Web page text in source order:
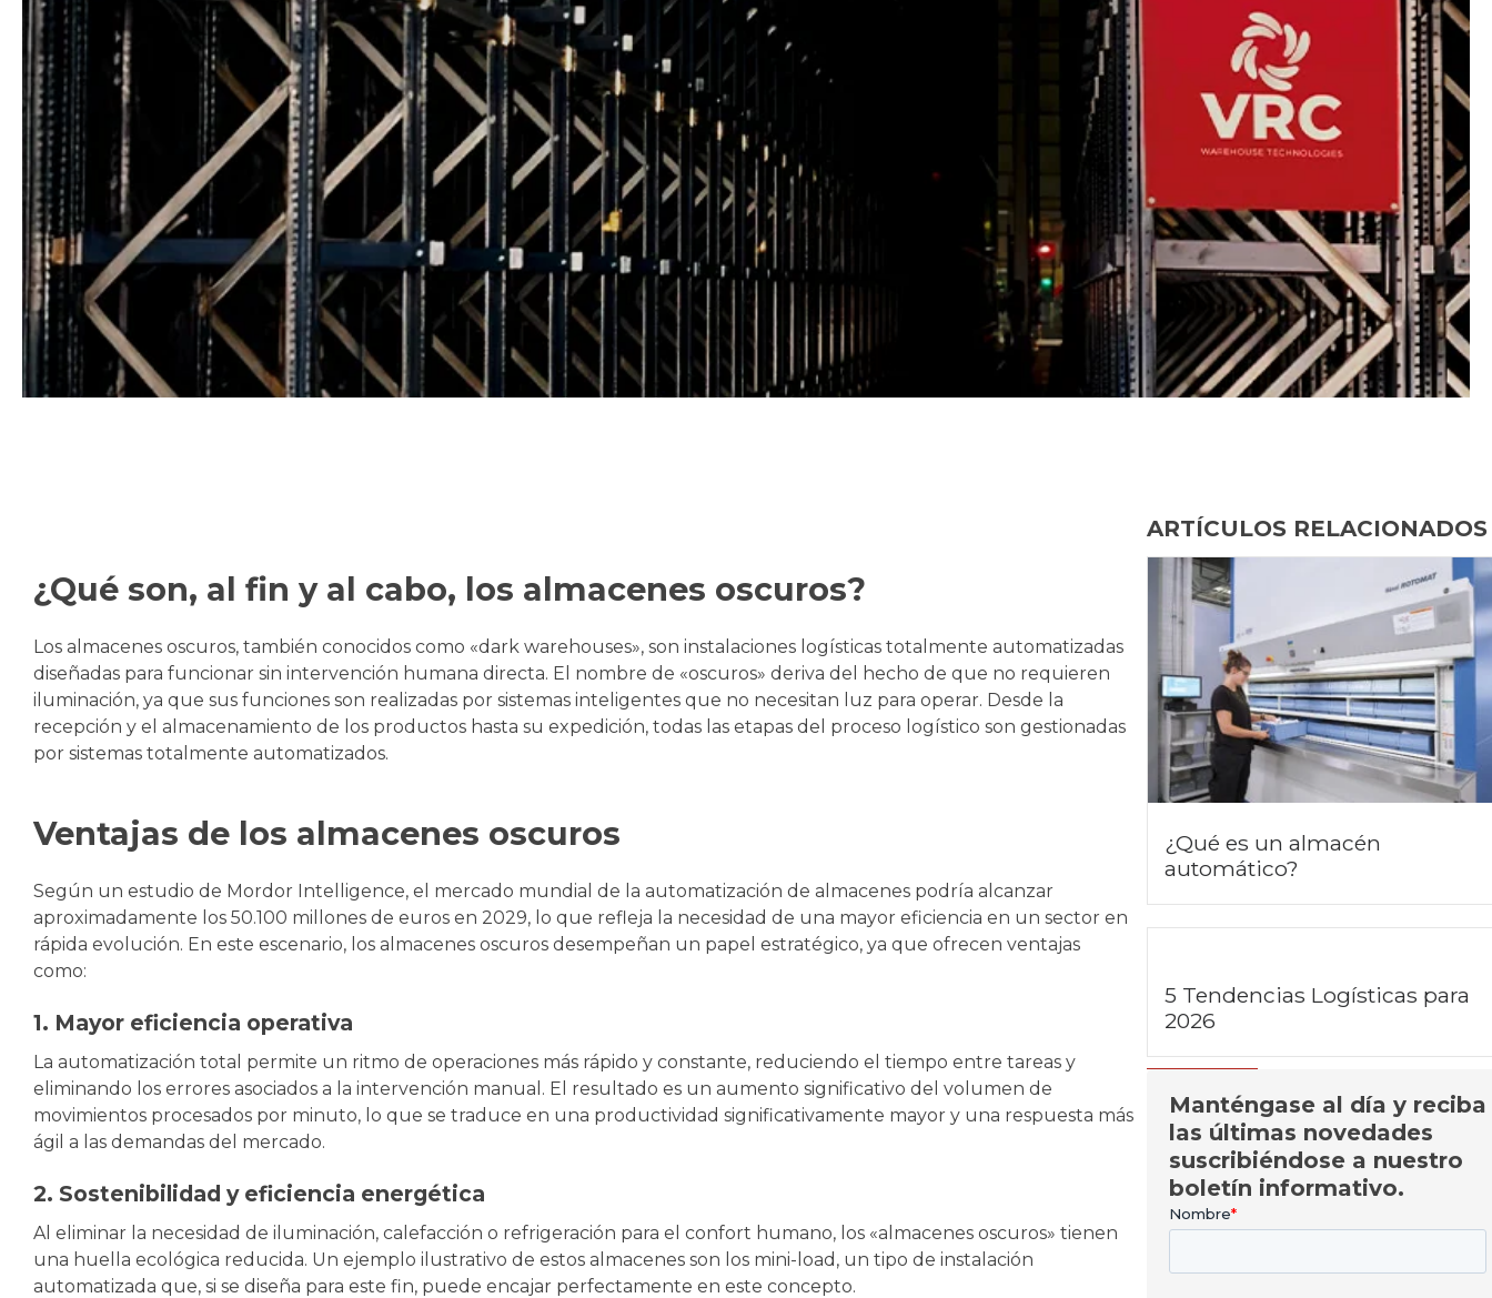
¿Qué son, al fin y al cabo, los almacenes oscuros?
Los almacenes oscuros, también conocidos como «dark warehouses», son instalaciones logísticas totalmente automatizadas
diseñadas para funcionar sin intervención humana directa. El nombre de «oscuros» deriva del hecho de que no requieren
iluminación, ya que sus funciones son realizadas por sistemas inteligentes que no necesitan luz para operar. Desde la
recepción y el almacenamiento de los productos hasta su expedición, todas las etapas del proceso logístico son gestionadas
por sistemas totalmente automatizados.
Ventajas de los almacenes oscuros
Según un estudio de Mordor Intelligence, el mercado mundial de la automatización de almacenes podría alcanzar
aproximadamente los 50.100 millones de euros en 2029, lo que refleja la necesidad de una mayor eficiencia en un sector en
rápida evolución. En este escenario, los almacenes oscuros desempeñan un papel estratégico, ya que ofrecen ventajas
como:
1. Mayor eficiencia operativa
La automatización total permite un ritmo de operaciones más rápido y constante, reduciendo el tiempo entre tareas y
eliminando los errores asociados a la intervención manual. El resultado es un aumento significativo del volumen de
movimientos procesados por minuto, lo que se traduce en una productividad significativamente mayor y una respuesta más
ágil a las demandas del mercado.
2. Sostenibilidad y eficiencia energética
Al eliminar la necesidad de iluminación, calefacción o refrigeración para el confort humano, los «almacenes oscuros» tienen
una huella ecológica reducida. Un ejemplo ilustrativo de estos almacenes son los mini-load, un tipo de instalación
automatizada que, si se diseña para este fin, puede encajar perfectamente en este concepto.
ARTÍCULOS RELACIONADOS
¿Qué es un almacén
automático?
5 Tendencias Logísticas para
2026
Manténgase al día y reciba
las últimas novedades
suscribiéndose a nuestro
boletín informativo.